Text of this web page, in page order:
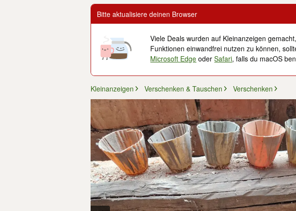
Bitte aktualisiere deinen Browser
Viele Deals wurden auf Kleinanzeigen
Funktionen einwandfrei nutzen zu können,
Microsoft Edge oderSafari, falls du macOS
Kleinanzeigen Verschenken & Tauschen Verschenken